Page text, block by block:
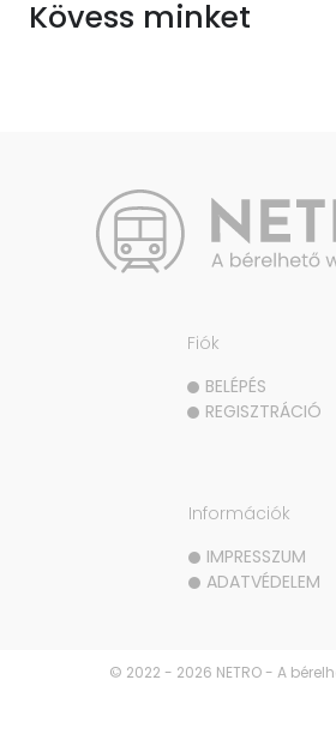
Kövess minket
Információk
IMPRESSZUM
ADATVÉDELEM
Fiók
BELÉPÉS
REGISZTRÁCIÓ
© 2022 - 2026 NETRO - A